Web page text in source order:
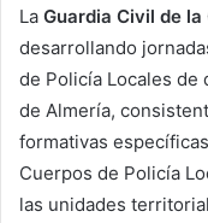
La Guardia Civil de
desarrollando
de Policía Locales
de Almería,
formativas
Cuerpos de Policía
las unidades